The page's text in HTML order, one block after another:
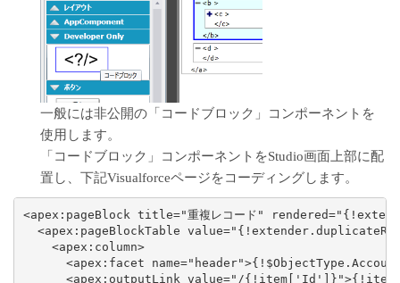
一般には非公開の「コードブロック」コンポーネントを
使用します。
「コードブロック」コンポーネントをStudio画面上部に配
置し、下記Visualforceページをコーディングします。
<apex:pageBlock title="重複レコード"
<apex:pageBlockTable
    <apex:column>
<apex:facet
<apex:outputLink value="/